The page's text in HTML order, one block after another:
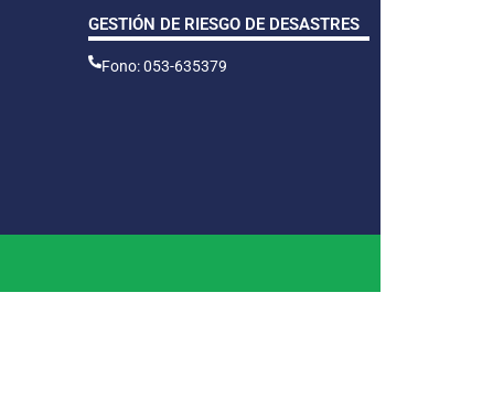
GESTIÓN DE RIESGO DE DESASTRES
Fono: 053-635379